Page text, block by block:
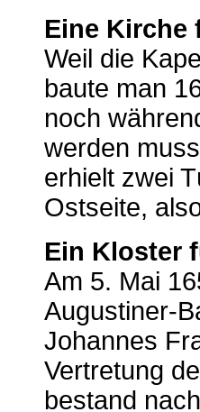
Eine Kirche
Weil die
baute man
noch
werden
erhielt zwei
Ostseite,
Ein Kloster
Am 5. Mai
Augustiner-
Johannes
Vertretung
bestand